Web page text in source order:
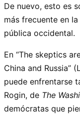
De nuevo, esto es
más frecuente en
pública occidental.
En “The skeptics
China and Russia”
puede enfrentarse
Rogin, de The
demócratas que